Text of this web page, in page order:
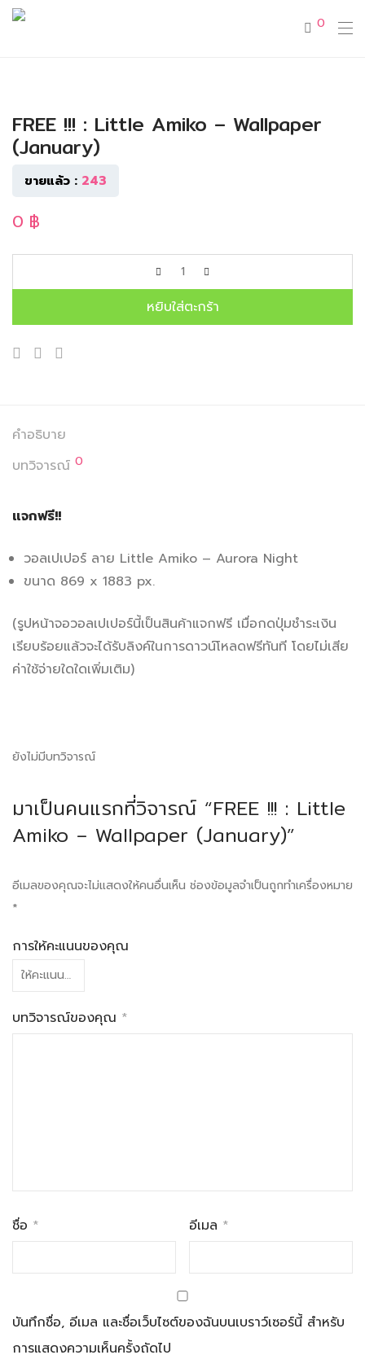
0
FREE !!! : Little Amiko – Wallpaper
(January)
ขายแล้ว : 243
0 ฿
หยิบใส่ตะกร้า
คำอธิบาย
บทวิจารณ์ 0
แจกฟรี!!
วอลเปเปอร์ ลาย Little Amiko – Aurora Night
ขนาด 869 x 1883 px.
(รูปหน้าจอวอลเปเปอร์นี้เป็นสินค้าแจกฟรี เมื่อกดปุ่มชำระเงิน
เรียบร้อยแล้วจะได้รับลิงค์ในการดาวน์โหลดฟรีทันที โดยไม่เสีย
ค่าใช้จ่ายใดใดเพิ่มเติม)
ยังไม่มีบทวิจารณ์
มาเป็นคนแรกที่วิจารณ์ “FREE !!! : Little
Amiko – Wallpaper (January)”
อีเมลของคุณจะไม่แสดงให้คนอื่นเห็น ช่องข้อมูลจำเป็นถูกทำเครื่องหมาย
*
การให้คะแนนของคุณ
บทวิจารณ์ของคุณ *
ชื่อ * อีเมล *
บันทึกชื่อ, อีเมล และชื่อเว็บไซต์ของฉันบนเบราว์เซอร์นี้ สำหรับ
การแสดงความเห็นครั้งถัดไป